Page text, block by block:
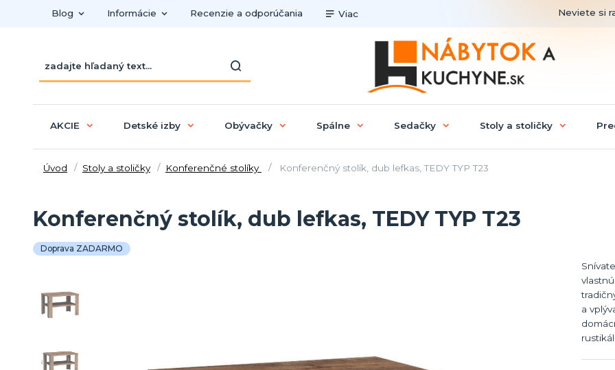
Blog Informácie Recenzie a odporúčania Viac Neviete si
AKCIE Detské izby Obývačky Spálne Sedačky Stoly a stoličky
Úvod Stoly a stoličky Konferenčné stolíky Konferenčný stolík, dub lefkas, TEDY TYP T23
Konferenčný stolík, dub lefkas, TEDY TYP T23
Doprava ZADARMO
a